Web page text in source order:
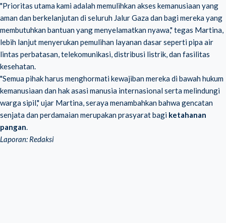
"Prioritas utama kami adalah memulihkan akses kemanusiaan yang
aman dan berkelanjutan di seluruh Jalur Gaza dan bagi mereka yang
membutuhkan bantuan yang menyelamatkan nyawa," tegas Martina,
lebih lanjut menyerukan pemulihan layanan dasar seperti pipa air
lintas perbatasan, telekomunikasi, distribusi listrik, dan fasilitas
kesehatan.
"Semua pihak harus menghormati kewajiban mereka di bawah hukum
kemanusiaan dan hak asasi manusia internasional serta melindungi
warga sipil," ujar Martina, seraya menambahkan bahwa gencatan
senjata dan perdamaian merupakan prasyarat bagi ketahanan
pangan.
Laporan: Redaksi